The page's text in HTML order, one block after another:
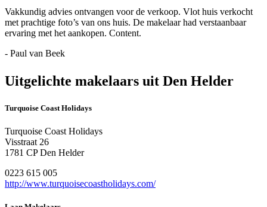
Vakkundig advies ontvangen voor de verkoop. Vlot huis verkocht
met prachtige foto’s van ons huis. De makelaar had verstaanbaar
ervaring met het aankopen. Content.
- Paul van Beek
Uitgelichte makelaars uit Den Helder
Turquoise Coast Holidays
Turquoise Coast Holidays
Visstraat 26
1781 CP Den Helder
0223 615 005
http://www.turquoisecoastholidays.com/